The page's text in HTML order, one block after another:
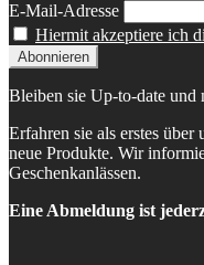
E-Mail-Adresse
Hiermit akzeptiere ich
Bleiben sie Up-to-date und
Erfahren sie als erstes über
neue Produkte. Wir
Geschenkanlässen.
Eine Abmeldung ist